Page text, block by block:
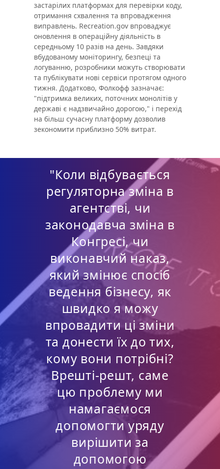
застарілих платформах для перевірки коду,
отримання схвалення та впровадження
виправлень. Recreation.gov впроваджує
оновлення в операційну діяльність в
середньому 10 разів на день. Завдяки
вбудованому моніторингу, безпеці та
логуванню, розробники можуть створювати
та публікувати нові сервіси протягом одного
тижня. Додатково, Фолкофф зазначає:
"підтримка великих, поточних монолітів у
державі є надзвичайно дорогою," і перехід
на більш сучасну платформу дозволив
зекономити приблизно 50% витрат.
"Коли відбувається
регуляторна зміна в
агентстві, чи
законодавча зміна в
Конгресі, чи
виконавчий наказ,
який змінює спосіб
ведення бізнесу, як
швидко я можу
впровадити ці зміни
та донести їх до тих,
кому вони потрібні?
Врешті-решт, саме
цю проблему ми
намагаємося
допомогти уряду
вирішити за
допомогою